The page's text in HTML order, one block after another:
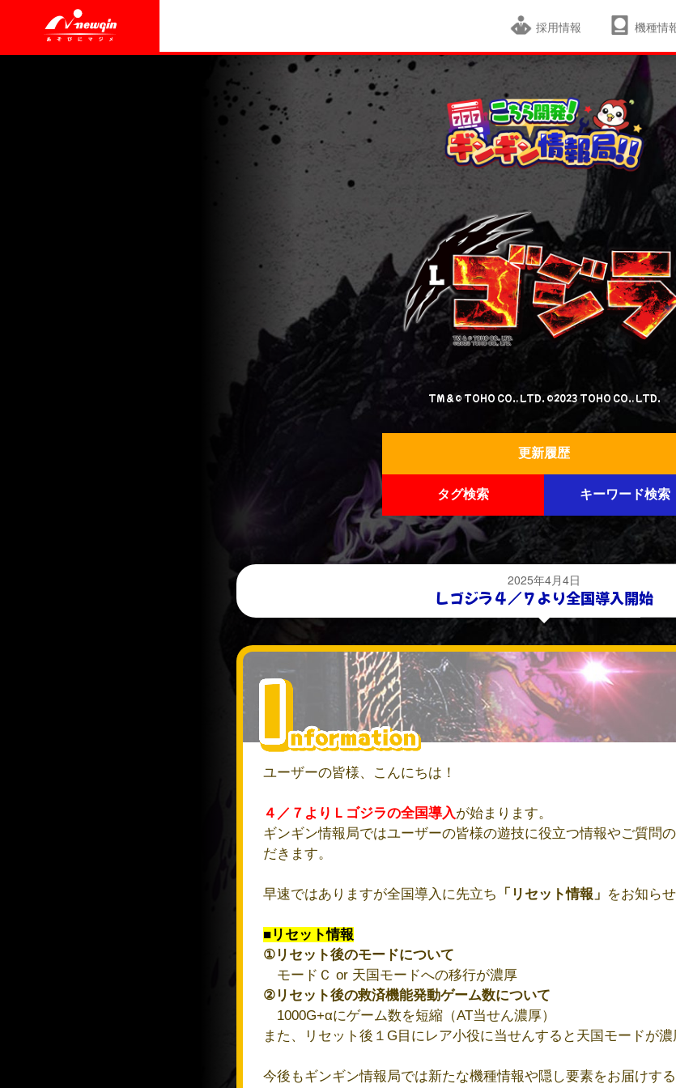
採用情報 機種情
TM & © TOHO CO., LTD. ©2023 TOHO CO., LTD.
更新履歴
タグ検索 キーワード検索
2025年4月4日
Ｌゴジラ４／７より全国導入開始
ユーザーの皆様、こんにちは！
４／７よりＬゴジラの全国導入が始まります。
ギンギン情報局ではユーザーの皆様の遊技に役立つ情報やご質問
だきます。
早速ではありますが全国導入に先立ち 「リセット情報」 をお知ら
■リセット情報
①リセット後のモードについて
モードＣ or 天国モードへの移行が濃厚
②リセット後の救済機能発動ゲーム数について
1000G+αにゲーム数を短縮（AT当せん濃厚）
また、リセット後１G目にレア小役に当せんすると天国モードが濃
今後もギンギン情報局では新たな機種情報や隠し要素をお届けす